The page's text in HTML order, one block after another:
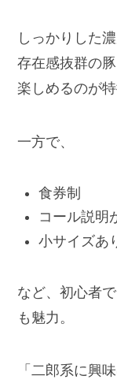
しっかりした
存在感抜群の
楽しめるのが特
一方で、
食券制
コール説明
小サイズあ
など、初心者
も魅力。
「二郎系に興